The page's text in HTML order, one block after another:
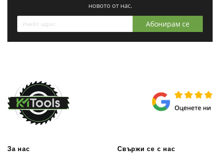
новото от нас.
Абонирам се
За нас
Свържи се с нас